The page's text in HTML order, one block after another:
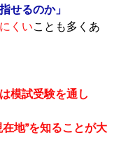
せるのか」
くいことも多くあ
模試受験を通し
地”を知ることが大